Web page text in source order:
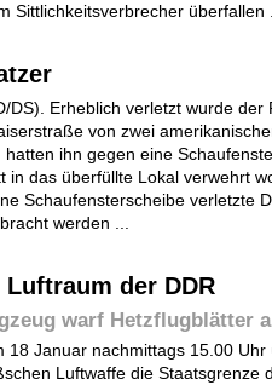
Sittlichkeitsverbrecher überfallen
DS). Erheblich verletzt wurde der
von zwei
ihn gegen eine
in das überfüllte Lokal verwehrt
Schaufensterscheibe verletzte
werden ...
der DDR
warf Hetzflugblätter
18 Januar nachmittags 15.00
Luftwaffe die Staatsgrenze